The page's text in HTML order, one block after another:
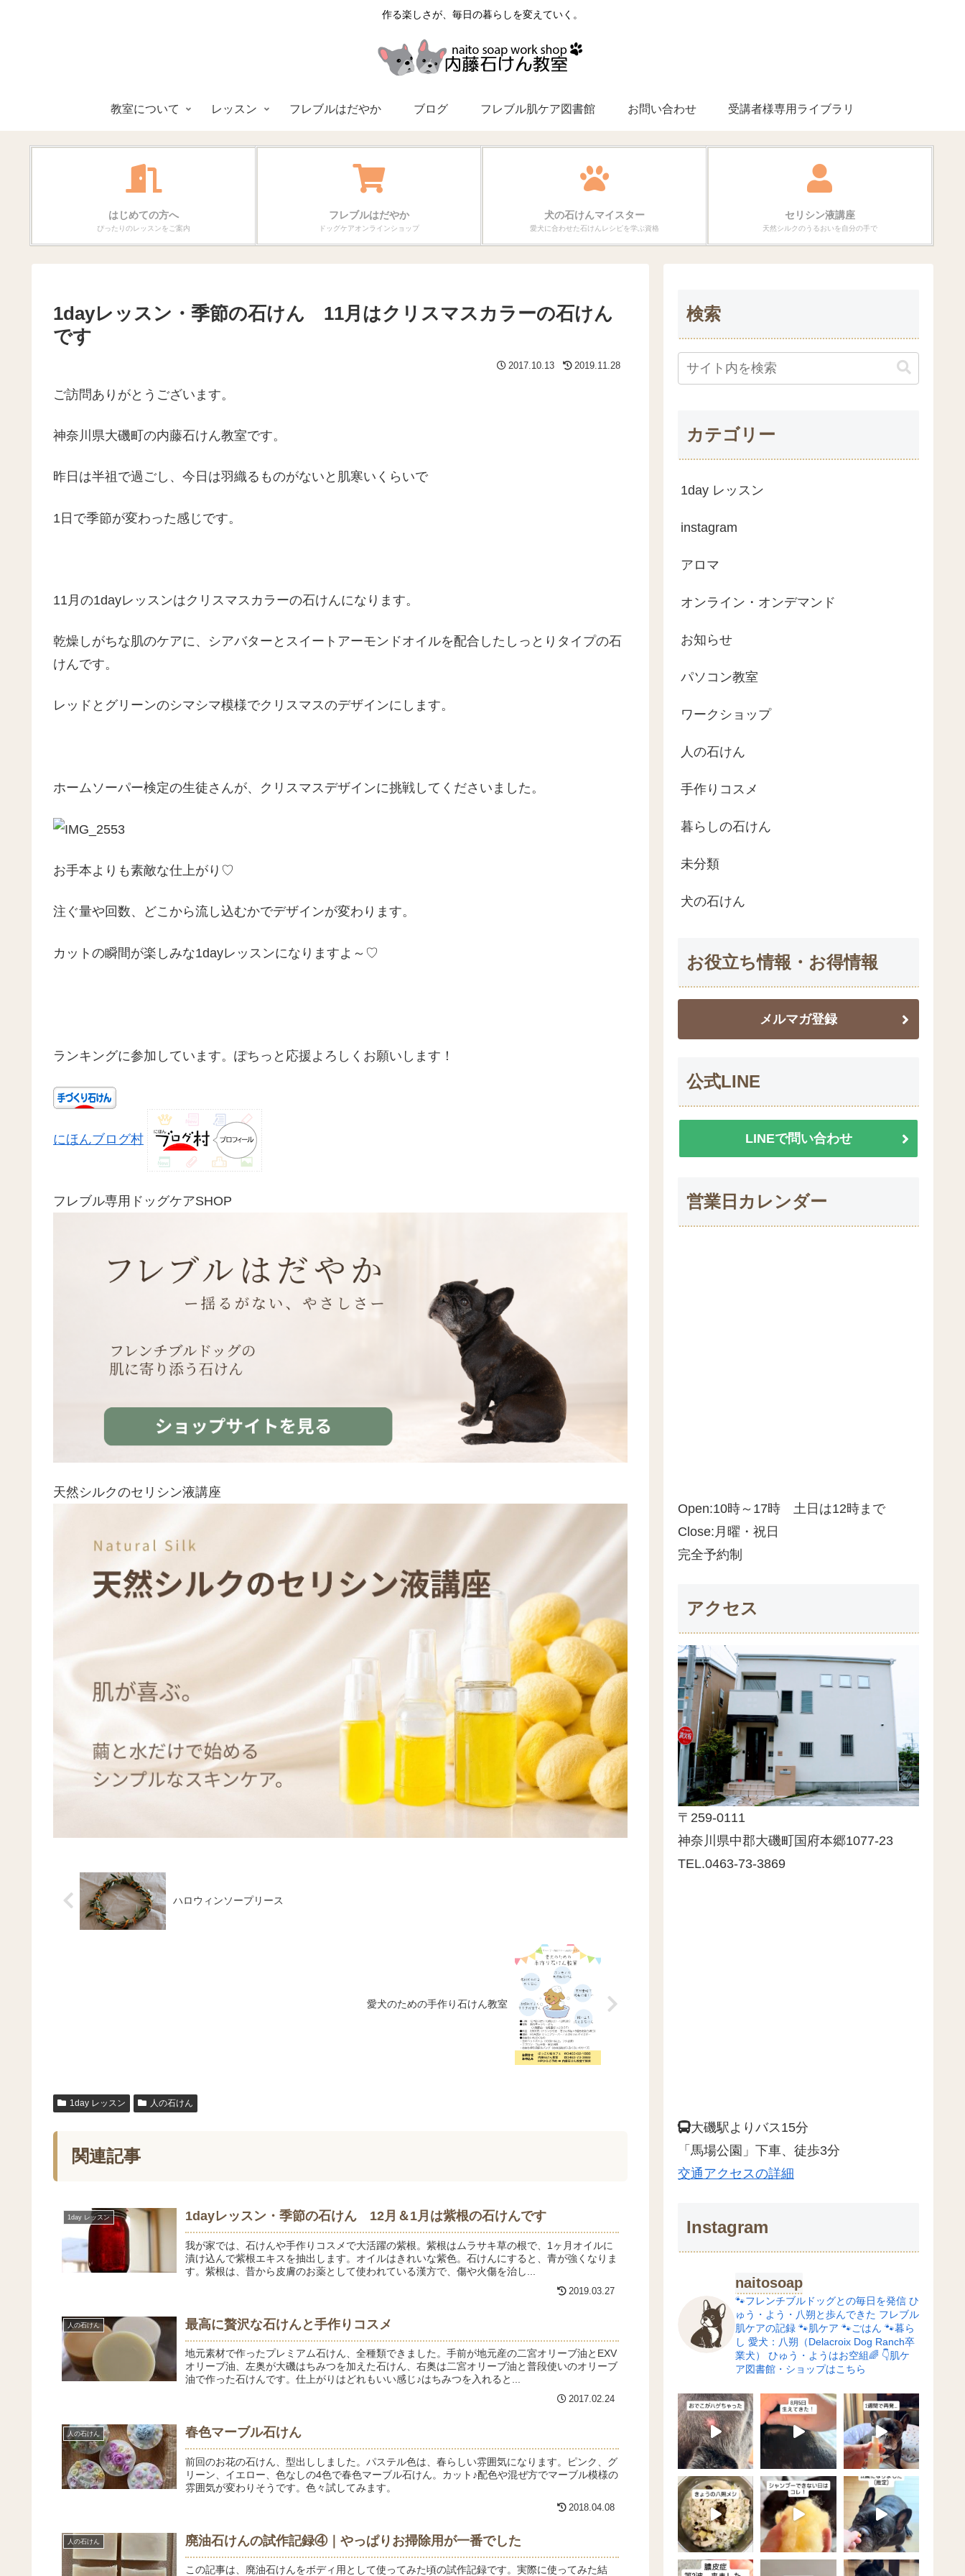
作る楽しさが、毎日の暮らしを変えていく。
教室について レッスン フレブルはだやか ブログ フレブル肌ケア図書館 お問い合わせ 受講者様専用ライブラリ
はじめての方へ
ぴったりのレッスンをご案内
フレブルはだやか
ドッグケアオンラインショップ
犬の石けんマイスター
愛犬に合わせた石けんレシピを学ぶ資格
セリシン液講座
天然シルクのうるおいを自分の手で
1dayレッスン・季節の石けん 11月はクリスマスカラーの石けん
です
2017.10.13 2019.11.28
ご訪問ありがとうございます。
神奈川県大磯町の内藤石けん教室です。
昨日は半祖で過ごし、今日は羽織るものがないと肌寒いくらいで
1日で季節が変わった感じです。
11月の1dayレッスンはクリスマスカラーの石けんになります。
乾燥しがちな肌のケアに、シアバターとスイートアーモンドオイルを配合したしっとりタイプの石
けんです。
レッドとグリーンのシマシマ模様でクリスマスのデザインにします。
ホームソーパー検定の生徒さんが、クリスマスデザインに挑戦してくださいました。
お手本よりも素敵な仕上がり♡
注ぐ量や回数、どこから流し込むかでデザインが変わります。
カットの瞬間が楽しみな1dayレッスンになりますよ～♡
ランキングに参加しています。ぽちっと応援よろしくお願いします！
にほんブログ村
フレブル専用ドッグケアSHOP
天然シルクのセリシン液講座
ハロウィンソープリース
愛犬のための手作り石けん教室
1day レッスン 人の石けん
関連記事
1day レッスン 1dayレッスン・季節の石けん 12月＆1月は紫根の石けんです
我が家では、石けんや手作りコスメで大活躍の紫根。紫根はムラサキ草の根で、1ヶ月オイルに
漬け込んで紫根エキスを抽出します。オイルはきれいな紫色。石けんにすると、青が強くなりま
す。紫根は、昔から皮膚のお薬として使われている漢方で、傷や火傷を治し...
2019.03.27
人の石けん 最高に贅沢な石けんと手作りコスメ
地元素材で作ったプレミアム石けん、全種類できました。手前が地元産の二宮オリーブ油とEXV
オリーブ油、左奥が大磯はちみつを加えた石けん、右奥は二宮オリーブ油と普段使いのオリーブ
油で作った石けんです。仕上がりはどれもいい感じ♪はちみつを入れると...
2017.02.24
人の石けん 春色マーブル石けん
前回のお花の石けん、型出ししました。パステル色は、春らしい雰囲気になります。ピンク、グ
リーン、イエロー、色なしの4色で春色マーブル石けん。カット♪配色や混ぜ方でマーブル模様の
雰囲気が変わりそうです。色々試してみます。
2018.04.08
人の石けん 廃油石けんの試作記録④｜やっぱりお掃除用が一番でした
この記事は、廃油石けんをボディ用として使ってみた頃の試作記録です。実際に使ってみた結
検索
カテゴリー
1day レッスン
instagram
アロマ
オンライン・オンデマンド
お知らせ
パソコン教室
ワークショップ
人の石けん
手作りコスメ
暮らしの石けん
未分類
犬の石けん
お役立ち情報・お得情報
メルマガ登録
公式LINE
LINEで問い合わせ
営業日カレンダー
Open:10時～17時 土日は12時まで
Close:月曜・祝日
完全予約制
アクセス
〒259-0111
神奈川県中郡大磯町国府本郷1077-23
TEL.0463-73-3869
大磯駅よりバス15分
「馬場公園」下車、徒歩3分
交通アクセスの詳細
Instagram
naitosoap
🐾フレンチブルドッグとの毎日を発信 ひ
ゅう・よう・八朔と歩んできた フレブル
肌ケアの記録 🐾肌ケア 🐾ごはん 🐾暮ら
し 愛犬：八朔（Delacroix Dog Ranch卒
業犬）
ひゅう・ようはお空組🌈 👇肌ケ
ア図書館・ショップはこちら